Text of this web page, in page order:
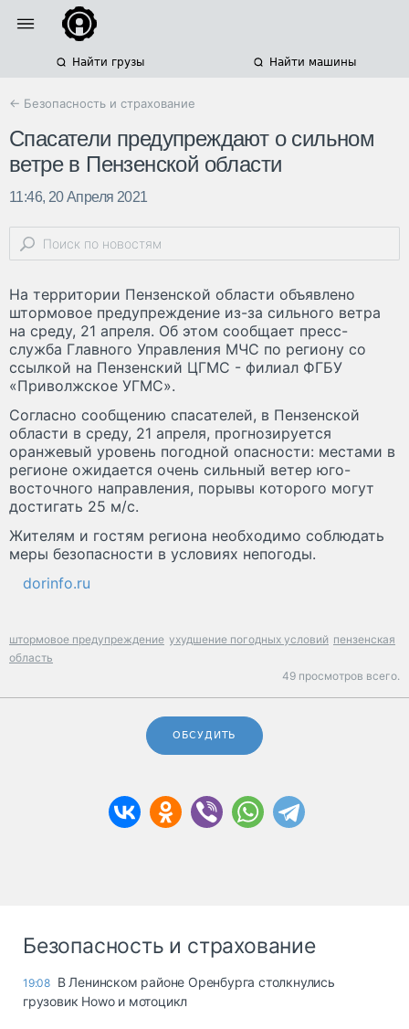
Найти грузы Найти машины
← Безопасность и страхование
Спасатели предупреждают о сильном
ветре в Пензенской области
11:46, 20 Апреля 2021
На территории Пензенской области объявлено
штормовое предупреждение из-за сильного ветра
на среду, 21 апреля. Об этом сообщает пресс-
служба Главного Управления МЧС по региону со
ссылкой на Пензенский ЦГМС - филиал ФГБУ
«Приволжское УГМС».
Согласно сообщению спасателей, в Пензенской
области в среду, 21 апреля, прогнозируется
оранжевый уровень погодной опасности: местами в
регионе ожидается очень сильный ветер юго-
восточного направления, порывы которого могут
достигать 25 м/с.
Жителям и гостям региона необходимо соблюдать
меры безопасности в условиях непогоды.
dorinfo.ru
штормовое предупреждение ухудшение погодных условий пензенская
область
49 просмотров всего.
ОБСУДИТЬ
Безопасность и страхование
19:08 В Ленинском районе Оренбурга столкнулись
грузовик Howo и мотоцикл